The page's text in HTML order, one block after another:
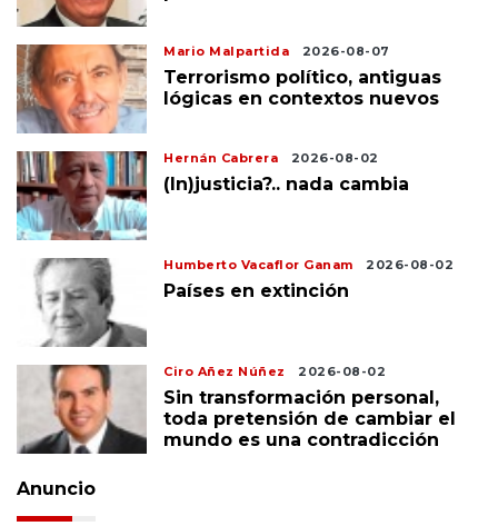
Mario Malpartida 2026-08-07
Terrorismo político, antiguas
lógicas en contextos nuevos
Hernán Cabrera 2026-08-02
(In)justicia?.. nada cambia
Humberto Vacaflor Ganam 2026-08-02
Países en extinción
Ciro Añez Núñez 2026-08-02
Sin transformación personal,
toda pretensión de cambiar el
mundo es una contradicción
Anuncio